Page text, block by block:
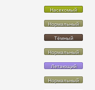
Насекомый
Нормальный
Тёмный
Нормальный
Летающий
Нормальный